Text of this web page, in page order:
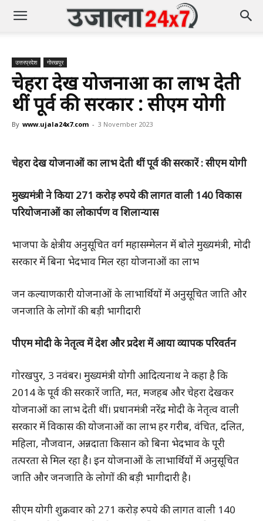
उत्तरप्रदेश गोरखपुर
चेहरा देख योजनाओं का लाभ देती
थीं पूर्व की सरकारें : सीएम योगी
By www.ujala24x7.com - 3 November 2023
चेहरा देख योजनाओं का लाभ देती थीं पूर्व की सरकारें : सीएम योगी
मुख्यमंत्री ने किया 271 करोड़ रुपये की लागत वाली 140 विकास
परियोजनाओं का लोकार्पण व शिलान्यास
भाजपा के क्षेत्रीय अनुसूचित वर्ग महासम्मेलन में बोले मुख्यमंत्री, मोदी
सरकार में बिना भेदभाव मिल रहा योजनाओं का लाभ
जन कल्याणकारी योजनाओं के लाभार्थियों में अनुसूचित जाति और
जनजाति के लोगों की बड़ी भागीदारी
पीएम मोदी के नेतृत्व में देश और प्रदेश में आया व्यापक परिवर्तन
गोरखपुर, 3 नवंबर। मुख्यमंत्री योगी आदित्यनाथ ने कहा है कि
2014 के पूर्व की सरकारें जाति, मत, मजहब और चेहरा देखकर
योजनाओं का लाभ देती थीं। प्रधानमंत्री नरेंद्र मोदी के नेतृत्व वाली
सरकार में विकास की योजनाओं का लाभ हर गरीब, वंचित, दलित,
महिला, नौजवान, अन्नदाता किसान को बिना भेदभाव के पूरी
तत्परता से मिल रहा है। इन योजनाओं के लाभार्थियों में अनुसूचित
जाति और जनजाति के लोगों की बड़ी भागीदारी है।
सीएम योगी शुक्रवार को 271 करोड़ रुपये की लागत वाली 140